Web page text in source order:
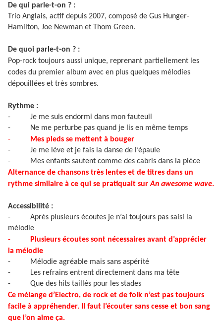
De qui parle-t-on ? :
Trio Anglais, actif depuis 2007, composé de Gus Hunger-
Hamilton, Joe Newman et Thom Green.
De quoi parle-t-on ? :
Pop-rock toujours aussi unique, reprenant partiellement les
codes du premier album avec en plus quelques mélodies
dépouillées et très sombres.
Rythme :
-
Je me suis endormi dans mon fauteuil
-
Ne me perturbe pas quand je lis en même temps
-
Mes pieds se mettent à bouger
-
Je me lève et je fais la danse de l’épaule
-
Mes enfants sautent comme des cabris dans la pièce
Alternance de chansons très lentes et de titres dans un
rythme similaire à ce qui se pratiquait surAn awesome wave.
Accessibilité :
-
Après plusieurs écoutes je n’ai toujours pas saisi la
mélodie
-
Plusieurs écoutes sont nécessaires avant d’apprécier
la mélodie
-
Mélodie agréable mais sans aspérité
-
Les refrains entrent directement dans ma tête
-
Que des hits taillés pour les stades
Ce mélange d’Electro, de rock et de folk n’est pas toujours
facile à appréhender. Il faut l’écouter sans cesse et bon sang
que l’on aime ça.